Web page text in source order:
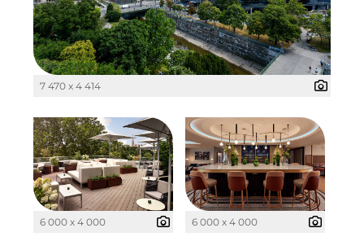
7 470 x 4 414
6 000 x 4 000 6 000 x 4 000